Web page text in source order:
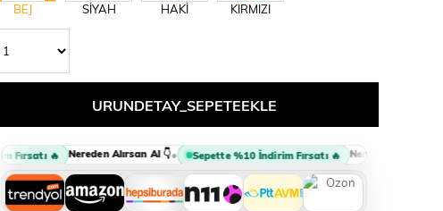
BEJ SİYAH HAKİ KIRMIZI
🔥 Nereden Alırsan Al 👇• Sepette %10 İndirim Fırsatı 🔥 Nereden Alırsan Al 👇